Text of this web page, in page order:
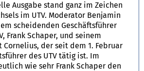
Ausgabe stand ganz im Zeichen
im UTV. Moderator Benjamin
scheidenden Geschäftsführer
Frank Schaper, und seinem
Cornelius, der seit dem 1. Februar
des UTV tätig ist. Im
wie sehr Frank Schaper den